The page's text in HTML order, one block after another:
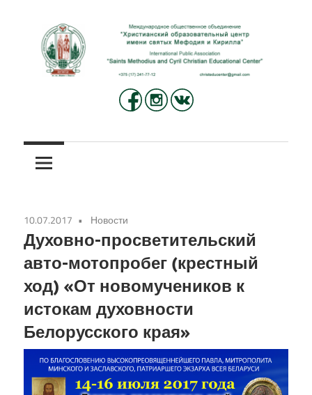
содержимому
Христианский
центр
святых
Мефодия
и
Кирилла
Международное
«Христианский
образовательный
святых
Мефодия
и
Кирилла»
10.07.2017 Новости
Духовно-просветительский
авто-мотопробег (крестный
ход) «От новомучеников к
истокам духовности
Белорусского края»